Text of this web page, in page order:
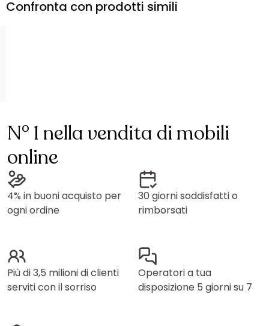
Confronta con prodotti simili
N° 1 nella vendita di mobili
online
4% in buoni acquisto per
ogni ordine
30 giorni soddisfatti o
rimborsati
Più di 3,5 milioni di clienti
serviti con il sorriso
Operatori a tua
disposizione 5 giorni su 7